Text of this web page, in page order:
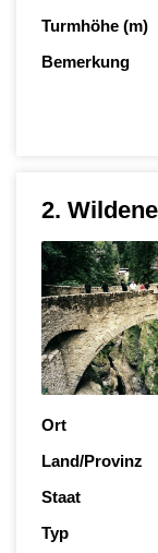
Turmhöhe (m)
Bemerkung
2.
Ort
Land/Provinz
Staat
Typ